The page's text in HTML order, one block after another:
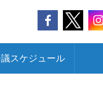
スケジュール